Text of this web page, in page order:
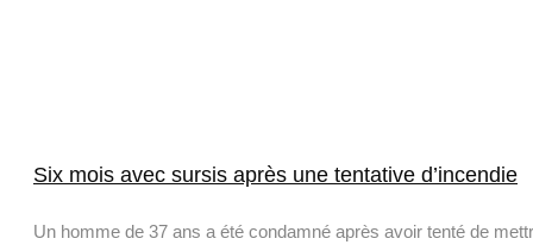
Six mois avec sursis après une tentative d’incendie
Un homme de 37 ans a été condamné après avoir tenté de